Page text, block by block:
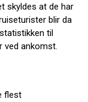
skyldes at de har
blir da
til
ved ankomst.
flest